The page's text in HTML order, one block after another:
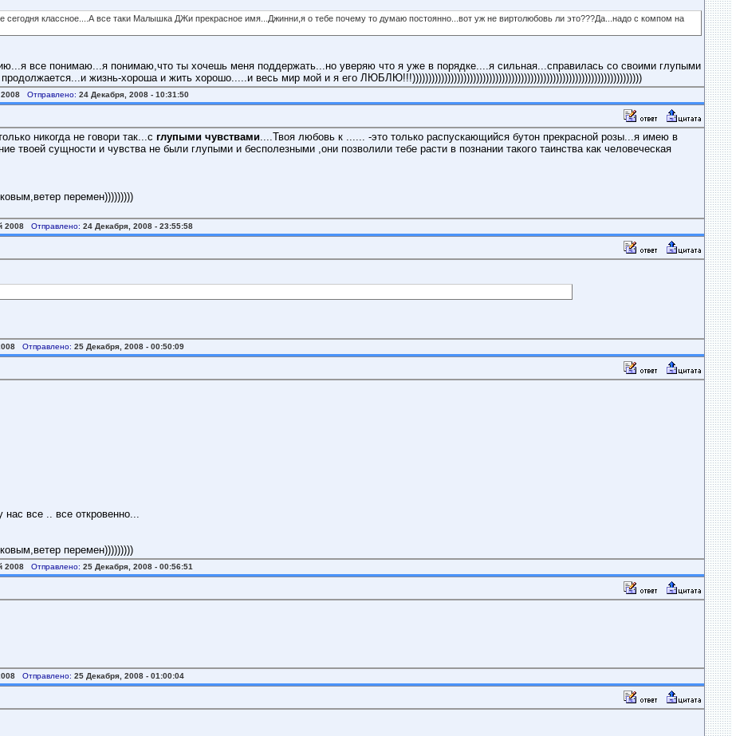
сегодня классное....А все таки Малышка ДЖи прекрасное имя...Джинни,я о тебе почему то думаю постоянно...вот уж не виртолюбовь ли это???Да...надо с компом на
все понимаю...я понимаю,что ты хочешь меня поддержать...но уверяю что я уже в порядке....я сильная...справилась со своими глупыми
жизнь-хороша и жить хорошо.....и весь мир мой и я его ЛЮБЛЮ!!!))))))))))))))))))))))))))))))))))))))))))))))))))))))))))))))))))))))))
Отправлено: 24 Декабря, 2008 - 10:31:50
никогда не говори так...с глупыми чувствами....Твоя любовь к ...... -это только распускающийся бутон прекрасной розы...я имею в
твоей сущности и чувства не были глупыми и бесполезными ,они позволили тебе расти в познании такого таинства как человеческая
перемен)))))))))
2008 Отправлено: 24 Декабря, 2008 - 23:55:58
Отправлено: 25 Декабря, 2008 - 00:50:09
все .. все откровенно...
перемен)))))))))
2008 Отправлено: 25 Декабря, 2008 - 00:56:51
Отправлено: 25 Декабря, 2008 - 01:00:04